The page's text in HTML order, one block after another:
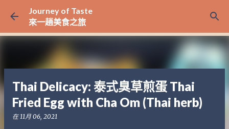
跳至主要內容
Journey of Taste
來一趟美食之旅
Thai Delicacy: 泰式臭草煎蛋 Thai
Fried Egg with Cha Om (Thai herb)
在11月 06, 2021